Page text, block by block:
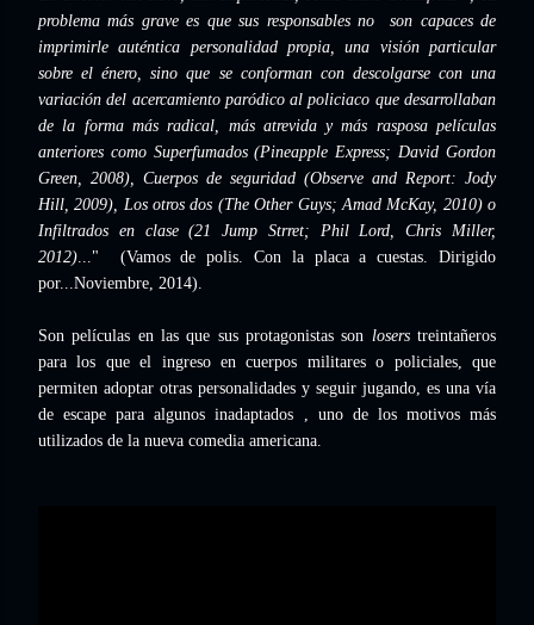
problema más grave es que sus responsables no son capaces de
imprimirle auténtica personalidad propia, una visión particular
sobre el énero, sino que se conforman con descolgarse con una
variación del acercamiento paródico al policiaco que desarrollaban
de la forma más radical, más atrevida y más rasposa películas
anteriores como Superfumados (Pineapple Express; David Gordon
Green, 2008), Cuerpos de seguridad (Observe and Report: Jody
Hill, 2009), Los otros dos (The Other Guys; Amad McKay, 2010) o
Infiltrados en clase (21 Jump Strret; Phil Lord, Chris Miller,
2012) ..." (Vamos de polis. Con la placa a cuestas. Dirigido
por...Noviembre, 2014).
Son películas en las que sus protagonistas son loserstreintañeros
para los que el ingreso en cuerpos militares o policiales, que
permiten adoptar otras personalidades y seguir jugando, es una vía
de escape para algunos inadaptados , uno de los motivos más
utilizados de la nueva comedia americana.